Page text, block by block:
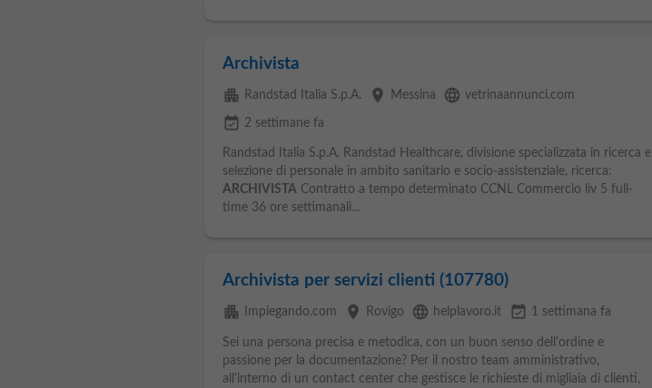
Archivista
apartment Randstad Italia S.p.A. place Messina language vetrinaannunci.com
event_available 2 settimane fa
Randstad Italia S.p.A. Randstad Healthcare, divisione specializzata in ricerca e
selezione di personale in ambito sanitario e socio-assistenziale, ricerca:
ARCHIVISTAContratto a tempo determinato CCNL Commercio liv 5 full-
time 36 ore settimanali...
Archivista per servizi clienti (107780)
apartment Impiegando.com place Rovigo language helplavoro.it event_available 1 settimana fa
Sei una persona precisa e metodica, con un buon senso dell'ordine e
passione per la documentazione? Per il nostro team amministrativo,
all'interno di un contact center che gestisce le richieste di migliaia di clienti,